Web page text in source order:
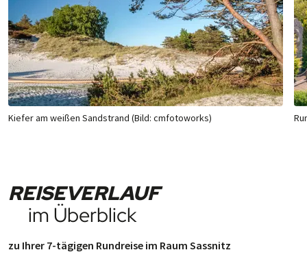
Kiefer am weißen Sandstrand (Bild: cmfotoworks)
REISEVERLAUF
im Überblick
zu Ihrer 7-tägigen Rundreise im Raum Sassnitz